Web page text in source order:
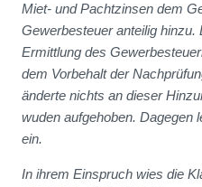
Miet- und Pachtzinsen dem
Gewerbesteuer anteilig hinzu.
Ermittlung des
dem Vorbehalt der
änderte nichts an dieser
wuden aufgehoben. Dagegen
ein.
In ihrem Einspruch wies die